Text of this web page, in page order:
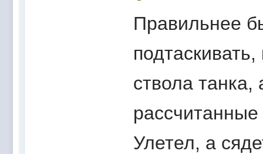
Правильнее
ствола
Улетел, а